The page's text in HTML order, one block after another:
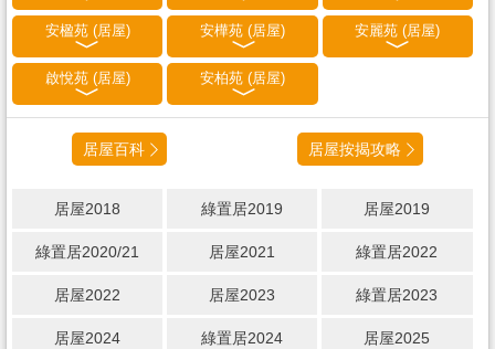
安楹苑 (居屋) 安樺苑 (居屋) 安麗苑 (居屋)
啟悅苑 (居屋) 安柏苑 (居屋)
居屋百科 居屋按揭攻略
居屋2018 綠置居2019 居屋2019
綠置居2020/21 居屋2021 綠置居2022
居屋2022 居屋2023 綠置居2023
居屋2024 綠置居2024 居屋2025